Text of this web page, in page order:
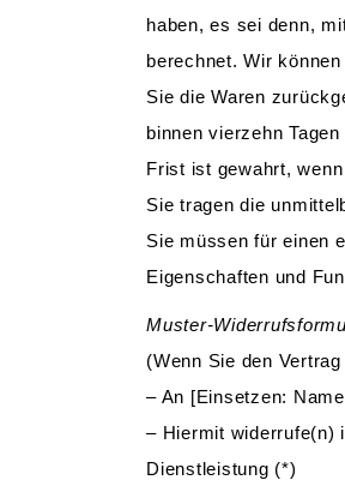
haben, es sei denn,
berechnet. Wir
Sie die Waren
binnen vierzehn
Frist ist gewahrt,
Sie tragen die
Sie müssen für einen
Eigenschaften und
Muster-
(Wenn Sie den
– An [Einsetzen:
– Hiermit widerrufe(n)
Dienstleistung (*)